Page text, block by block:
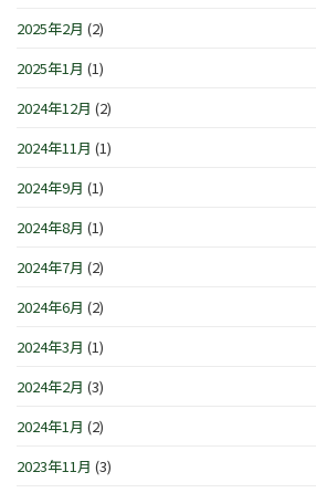
2025年2月 (2)
2025年1月 (1)
2024年12月 (2)
2024年11月 (1)
2024年9月 (1)
2024年8月 (1)
2024年7月 (2)
2024年6月 (2)
2024年3月 (1)
2024年2月 (3)
2024年1月 (2)
2023年11月 (3)